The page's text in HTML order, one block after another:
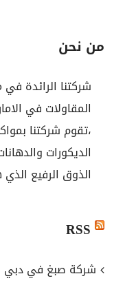
من نحن
شركتنا الرائدة
المقاولات في
،تقوم شركتنا
الديكورات
الذوق الرفيع
RSS
شركة صبغ في دبي |0567376923| دهانات اسطورية